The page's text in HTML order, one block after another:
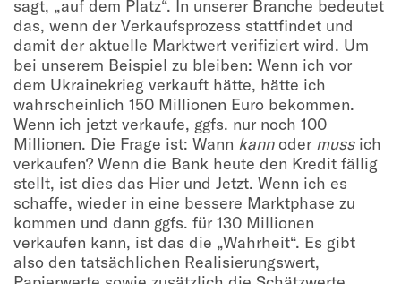
sagt, „auf dem Platz“. In unserer Branche bedeutet
das, wenn der Verkaufsprozess stattfindet und
damit der aktuelle Marktwert verifiziert wird. Um
bei unserem Beispiel zu bleiben: Wenn ich vor
dem Ukrainekrieg verkauft hätte, hätte ich
wahrscheinlich 150 Millionen Euro bekommen.
Wenn ich jetzt verkaufe, ggfs. nur noch 100
Millionen. Die Frage ist: Wann kannoder mussich
verkaufen? Wenn die Bank heute den Kredit fällig
stellt, ist dies das Hier und Jetzt. Wenn ich es
schaffe, wieder in eine bessere Marktphase zu
kommen und dann ggfs. für 130 Millionen
verkaufen kann, ist das die „Wahrheit“. Es gibt
also den tatsächlichen Realisierungswert,